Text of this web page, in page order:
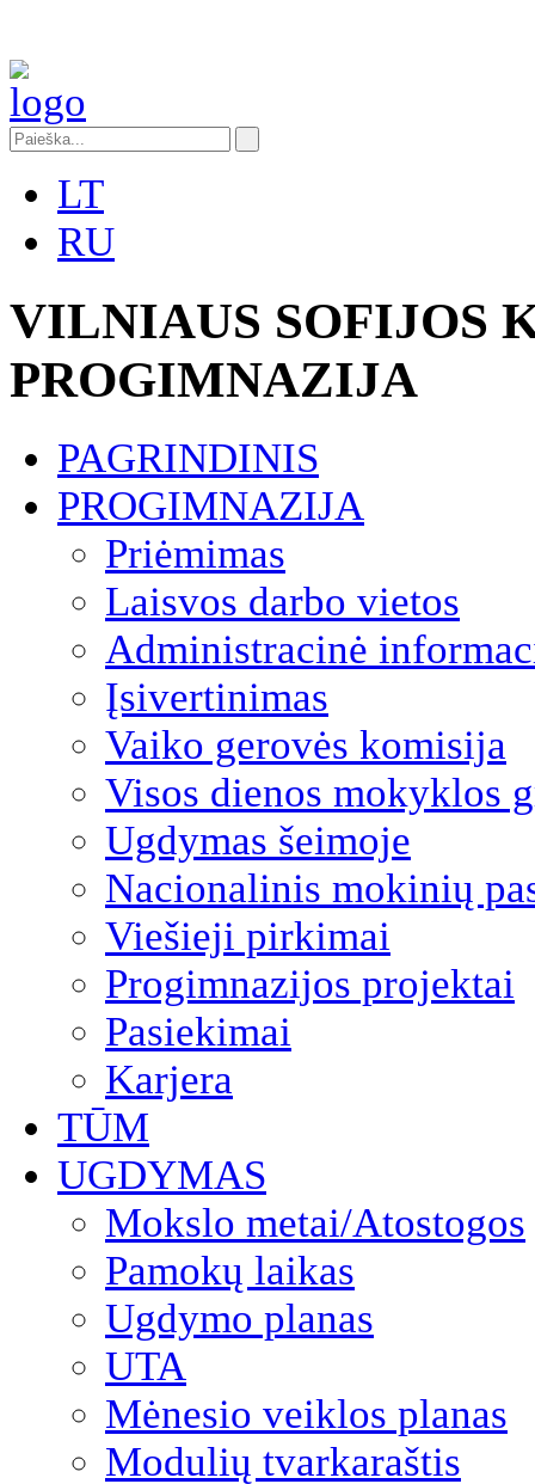
LT
RU
VILNIAUS SOFIJOS
PROGIMNAZIJA
PAGRINDINIS
PROGIMNAZIJA
Priėmimas
Laisvos darbo vietos
Administracinė
Įsivertinimas
Vaiko gerovės komisija
Visos dienos mokyklos
Ugdymas šeimoje
Nacionalinis mokinių
Viešieji pirkimai
Progimnazijos projektai
Pasiekimai
Karjera
TŪM
UGDYMAS
Mokslo metai/Atostogos
Pamokų laikas
Ugdymo planas
UTA
Mėnesio veiklos planas
Modulių tvarkaraštis